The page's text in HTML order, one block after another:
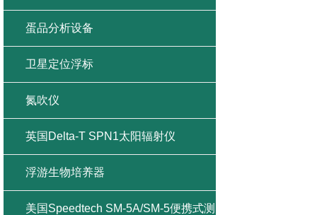
蛋品分析设备
卫星定位浮标
氮吹仪
英国Delta-T SPN1太阳辐射仪
浮游生物培养器
美国Speedtech SM-5A/SM-5便携式测